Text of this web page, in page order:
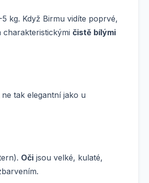
kg. Když Birmu vidíte poprvé,
čistě bílými
tak elegantní jako u
Oči jsou velké, kulaté,